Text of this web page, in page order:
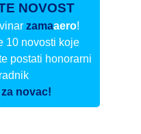
NOVOST
zamaaero!
10 novosti koje
postati honorarni
novac!